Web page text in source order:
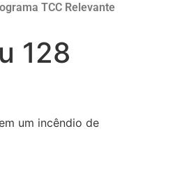
TCC Relevante
128
um incêndio de